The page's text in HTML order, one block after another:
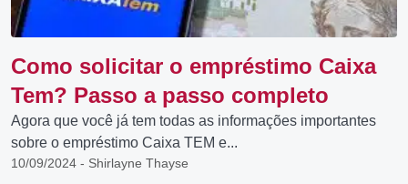
Como solicitar o empréstimo Caixa
Tem? Passo a passo completo
Agora que você já tem todas as informações importantes
sobre o empréstimo Caixa TEM e...
10/09/2024 - Shirlayne Thayse